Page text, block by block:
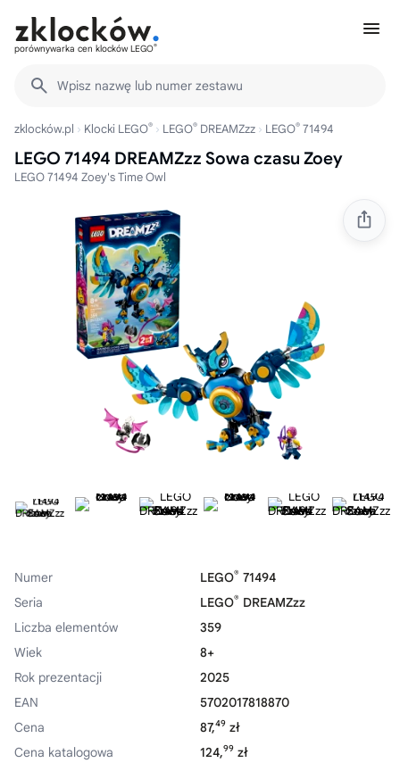
porównywarka cen klocków LEGO®
Wpisz nazwę lub numer zestawu
zklocków.pl Klocki LEGO® LEGO® DREAMZzz LEGO® 71494
LEGO 71494 DREAMZzz Sowa czasu Zoey
LEGO 71494 Zoey's Time Owl
Numer LEGO® 71494
Seria
LEGO® DREAMZzz
Liczba elementów
359
Wiek
8+
Rok prezentacji
2025
EAN
5702017818870
Cena
87,49 zł
Cena katalogowa
124,99 zł